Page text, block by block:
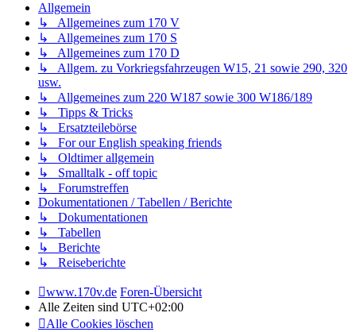
Allgemein
↳ Allgemeines zum 170 V
↳ Allgemeines zum 170 S
↳ Allgemeines zum 170 D
↳ Allgem. zu Vorkriegsfahrzeugen W15, 21 sowie 290, 320
usw.
↳ Allgemeines zum 220 W187 sowie 300 W186/189
↳ Tipps & Tricks
↳ Ersatzteilebörse
↳ For our English speaking friends
↳ Oldtimer allgemein
↳ Smalltalk - off topic
↳ Forumstreffen
Dokumentationen / Tabellen / Berichte
↳ Dokumentationen
↳ Tabellen
↳ Berichte
↳ Reiseberichte
www.170v.de Foren-Übersicht
Alle Zeiten sind UTC+02:00
Alle Cookies löschen